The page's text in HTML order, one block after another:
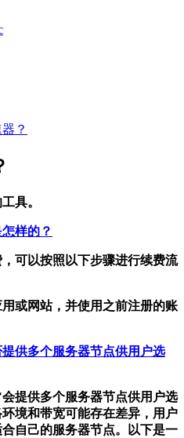
？
具。
样的？
可以按照以下步骤进行续费流
用或网站，并使用之前注册的账
供多个服务器节点供用户选
提供多个服务器节点供用户选
境和带宽可能存在差异，用户
自己的服务器节点。以下是一